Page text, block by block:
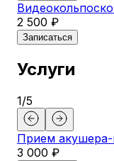
2 500 ₽
Записаться
Услуги
1/5
Прием акушера-
3 000 ₽